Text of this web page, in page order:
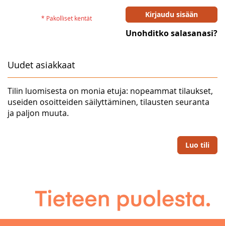
Kirjaudu sisään
Unohditko salasanasi?
Uudet asiakkaat
Tilin luomisesta on monia etuja: nopeammat tilaukset,
useiden osoitteiden säilyttäminen, tilausten seuranta
ja paljon muuta.
Luo tili